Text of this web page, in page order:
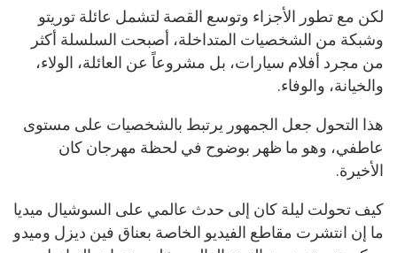
لكن مع تطور الأجزاء وتوسع القصة لتشمل عائلة توريتو
وشبكة من الشخصيات المتداخلة، أصبحت السلسلة أكثر
من مجرد أفلام سيارات، بل مشروعاً عن العائلة، الولاء،
والخيانة، والوفاء.
هذا التحول جعل الجمهور يرتبط بالشخصيات على مستوى
عاطفي، وهو ما ظهر بوضوح في لحظة مهرجان كان
الأخيرة.
كيف تحولت ليلة كان إلى حدث عالمي على السوشيال ميديا
ما إن انتشرت مقاطع الفيديو الخاصة بعناق فين ديزل وميدو